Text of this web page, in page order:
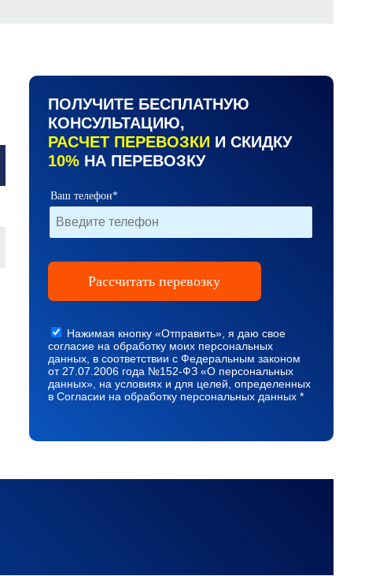
ПОЛУЧИТЕ БЕСПЛАТНУЮ
КОНСУЛЬТАЦИЮ,
РАСЧЕТ ПЕРЕВОЗКИ И СКИДКУ
10%НА ПЕРЕВОЗКУ
Ваш телефон*
Нажимая кнопку «Отправить», я даю свое
согласие на обработку моих персональных
данных, в соответствии с Федеральным законом
от 27.07.2006 года №152-ФЗ «О персональных
данных», на условиях и для целей, определенных
в Согласии на обработку персональных данных *